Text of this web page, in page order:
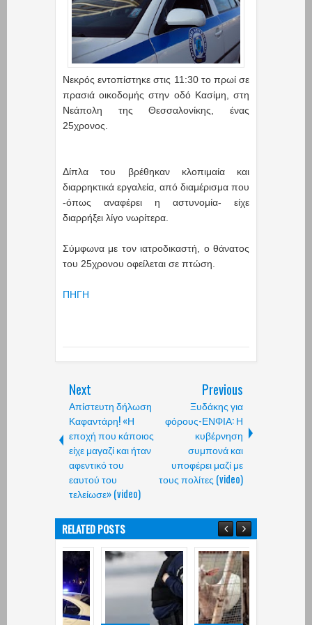
Νεκρός εντοπίστηκε στις 11:30 το πρωί σε
πρασιά οικοδομής στην οδό Κασίμη, στη
Νεάπολη της Θεσσαλονίκης, ένας
25χρονος.
Δίπλα του βρέθηκαν κλοπιμαία και
διαρρηκτικά εργαλεία, από διαμέρισμα που
-όπως αναφέρει η αστυνομία- είχε
διαρρήξει λίγο νωρίτερα.
Σύμφωνα με τον ιατροδικαστή, ο θάνατος
του 25χρονου οφείλεται σε πτώση.
ΠΗΓΗ
Next
Απίστευτη δήλωση
Καφαντάρη! «Η
εποχή που κάποιος
είχε μαγαζί και ήταν
αφεντικό του
εαυτού του
τελείωσε» (video)
Previous
Ξυδάκης για
φόρους-ΕΝΦΙΑ: Η
κυβέρνηση
συμπονά και
υποφέρει μαζί με
τους πολίτες (video)
RELATED POSTS